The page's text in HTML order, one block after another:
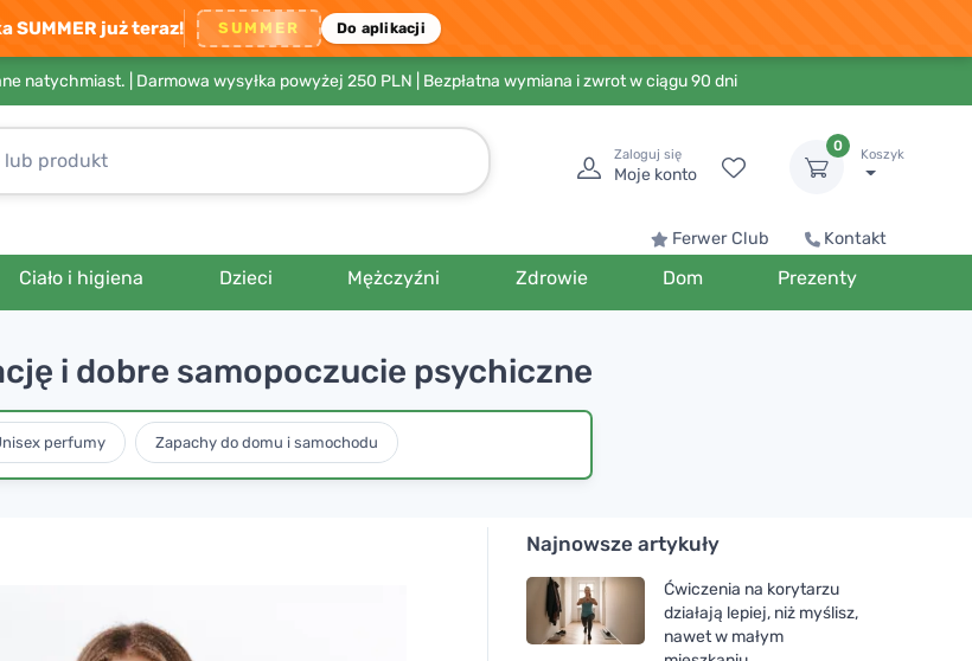
SUMMER już teraz! SUMMER Do aplikacji
natychmiast. | Darmowa wysyłka powyżej 250 PLN | Bezpłatna wymiana i zwrot w ciągu 90 dni
Zaloguj się
Moje konto
0
Koszyk
Ferwer Club Kontakt
Ciało i higiena Dzieci Mężczyźni Zdrowie Dom Prezenty
i dobre samopoczucie psychiczne
perfumy Zapachy do domu i samochodu
Najnowsze artykuły
Ćwiczenia na korytarzu
działają lepiej, niż myślisz,
nawet w małym